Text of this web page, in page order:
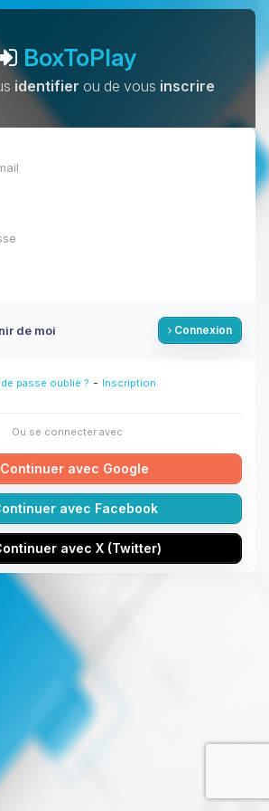
BoxToPlay
identifier ou de vous inscrire
de moi Connexion
passe oublié ? - Inscription
Ou se connecter avec
avec Google
avec Facebook
avec X (Twitter)